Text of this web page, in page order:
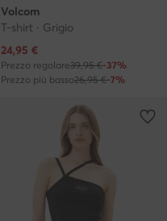
Volcom
T-shirt · Grigio
Prezzo attuale
24,95 €
Prezzo regolare39,95 €-37%
Prezzo più basso26,95 €-7%